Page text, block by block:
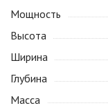
Мощность
Высота
Ширина
Глубина
Масса